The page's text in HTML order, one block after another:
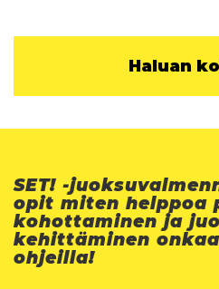
Haluan
SET! -
opit miten helppoa
kohottaminen ja
kehittäminen
ohjeilla!